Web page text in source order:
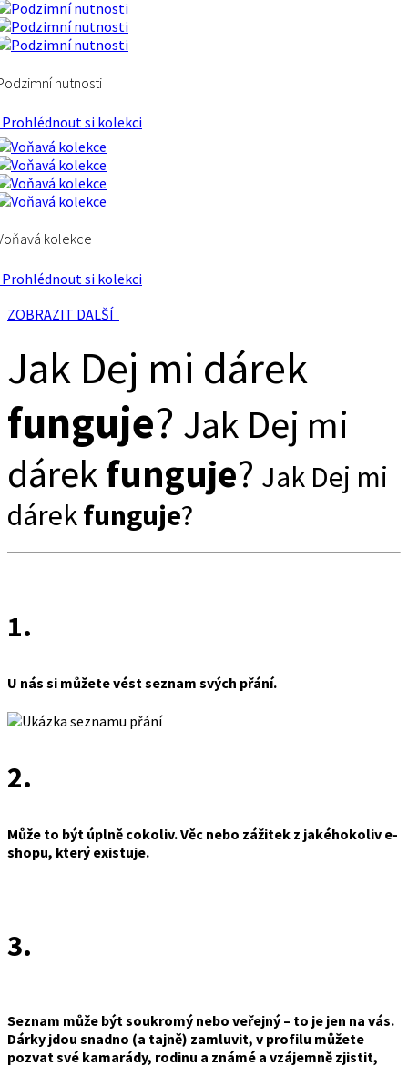
nutnosti
si kolekci
kolekce
si kolekci
ZOBRAZIT DALŠÍ
Jak Dej mi dárek
funguje? Jak Dej mi
dárekfunguje? Jak Dej mi
dárekfunguje?
1.
U nás si můžete vést seznam svých přání.
2.
Může to být úplně cokoliv. Věc nebo zážitek z jakéhokoliv e-
shopu, který existuje.
3.
Seznam může být soukromý nebo veřejný – to je jen na vás.
Dárky jdou snadno (a tajně) zamluvit, v profilu můžete
pozvat své kamarády, rodinu a známé a vzájemně zjistit,